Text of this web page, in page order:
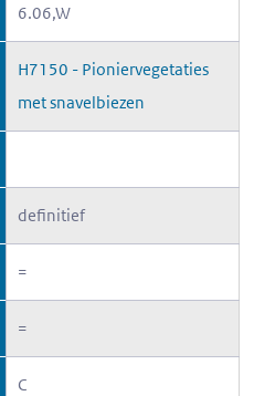
6.06,W
H7150 - Pioniervegetaties
met snavelbiezen
definitief
=
=
C